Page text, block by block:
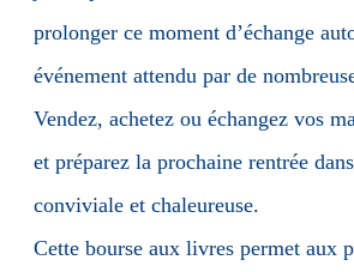
prolonger ce moment d’échange
événement attendu par de
Vendez, achetez ou échangez vos
et préparez la prochaine rentrée
conviviale et chaleureuse.
Cette bourse aux livres permet aux